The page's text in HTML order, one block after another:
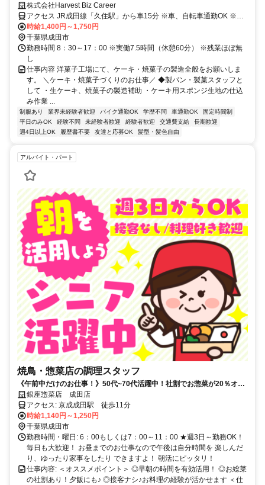
1400の高時給♪
株式会社Harvest Biz Career
アクセス JR成田線「久住駅」から車15分 ※車、自転車通勤OK ※駐
車場無料 ※交通費一部支給（月20,000円まで） ※派遣求人のため地
図情報は市役所などの位置になっております。ご了承ください。
時給1,400円～1,750円
千葉県成田市
勤務時間 8：30～17：00 ※実働7.5時間（休憩60分） ※残業ほぼ無
し
仕事内容 洋菓子工場にて、ケーキ・焼菓子の製造全般をお願いしま
す。 ＼ケーキ・焼菓子づくりのお仕事／ ◆製パン・製菓スタッフと
して ・生ケーキ、焼菓子の製造補助 ・ケーキ用スポンジ生地の仕込
み作業 ...
制服あり 業界未経験者歓迎 バイク通勤OK 学歴不問 車通勤OK
固定時間制
平日のみOK
経験不問 未経験者歓迎 経験者歓迎 交通費支給
長期歓迎
週4日以上OK
履歴書不要 友達と応募OK 髪型・髪色自由
アルバイト・パート
焼鳥・惣菜店の調理スタッフ
《午前中だけのお仕事！》50代~70代活躍中！社割でお惣菜が20％オ
フ！夕飯のおかずにも便利！
銀座惣菜店 成田店
アクセス: 京成成田駅 徒歩11分
時給1,140円～1,250円
千葉県成田市
勤務時間・曜日: 6：00もしくは7：00～11：00 ★週3日～勤務OK！
毎日も大歓迎！ お昼までのお仕事なので午後は自分時間を 楽しんだ
り、ゆったり家事をしたり できますよ！ 朝活にピッタリ！
仕事内容: ＜オススメポイント＞ ◎早朝の時間を有効活用！ ◎お総菜
の社割あり！夕飯にも♪ ◎接客ナシ♪お料理の経験が活かせます ＜仕